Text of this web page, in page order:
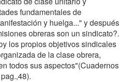
fundamentales de
y huelga..." y después
obreras son un sindicato?.
los propios objetivos sindicales
de la clase obrera,
todos sus aspectos"(Cuadernos